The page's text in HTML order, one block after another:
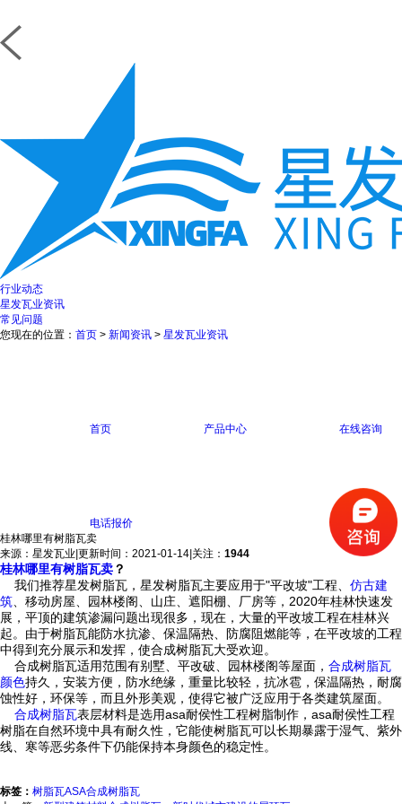
行业动态
星发瓦业资讯
常见问题
您现在的位置： 首页 > 新闻资讯 > 星发瓦业资讯
首页 产品中心 在线咨询
电话报价
桂林哪里有树脂瓦卖
来源：星发瓦业 更新时间：2021-01-14 关注： 1944
桂林哪里有树脂瓦卖？
我们推荐星发树脂瓦，星发树脂瓦主要应用于"平改坡"工程、 仿古建
筑 、移动房屋、园林楼阁、山庄、遮阳棚、厂房等，2020年桂林快速发
展，平顶的建筑渗漏问题出现很多，现在，大量的平改坡工程在桂林兴
起。由于树脂瓦能防水抗渗、保温隔热、防腐阻燃能等，在平改坡的工程
中得到充分展示和发挥，使合成树脂瓦大受欢迎。
合成树脂瓦适用范围有别墅、平改破、园林楼阁等屋面， 合成树脂瓦
颜色持久，安装方便，防水绝缘，重量比较轻，抗冰雹，保温隔热，耐腐
蚀性好，环保等，而且外形美观，使得它被广泛应用于各类建筑屋面。
合成树脂瓦表层材料是选用asa耐侯性工程树脂制作，asa耐侯性工程
树脂在自然环境中具有耐久性，它能使树脂瓦可以长期暴露于湿气、紫外
线、寒等恶劣条件下仍能保持本身颜色的稳定性。
标签： 树脂瓦ASA合成树脂瓦